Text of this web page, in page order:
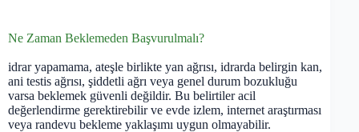
Ne Zaman Beklemeden Başvurulmalı?
idrar yapamama, ateşle birlikte yan ağrısı, idrarda belirgin kan,
ani testis ağrısı, şiddetli ağrı veya genel durum bozukluğu
varsa beklemek güvenli değildir. Bu belirtiler acil
değerlendirme gerektirebilir ve evde izlem, internet araştırması
veya randevu bekleme yaklaşımı uygun olmayabilir.